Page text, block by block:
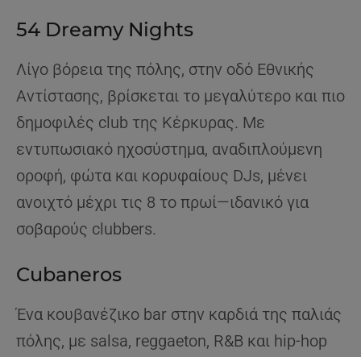
54 Dreamy Nights
Λίγο βόρεια της πόλης, στην οδό Εθνικής
Αντίστασης, βρίσκεται το μεγαλύτερο και πιο
δημοφιλές club της Κέρκυρας. Με
εντυπωσιακό ηχοσύστημα, αναδιπλούμενη
οροφή, φώτα και κορυφαίους DJs, μένει
ανοιχτό μέχρι τις 8 το πρωί—ιδανικό για
σοβαρούς clubbers.
Cubaneros
Ένα κουβανέζικο bar στην καρδιά της παλιάς
πόλης, με salsa, reggaeton, R&B και hip-hop